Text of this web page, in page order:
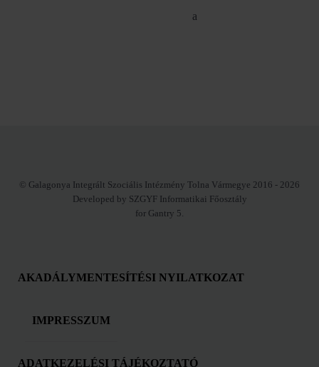
a
© Galagonya Integrált Szociális Intézmény Tolna Vármegye 2016 - 2026
Developed by SZGYF Informatikai Főosztály
for Gantry 5.
AKADÁLYMENTESÍTÉSI NYILATKOZAT
IMPRESSZUM
ADATKEZELÉSI TÁJÉKOZTATÓ